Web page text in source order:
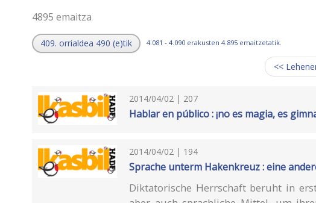
4895 emaitza
409. orrialdea 490 (e)tik 4.081 - 4.090 erakusten 4.895 emaitzetatik.
<<
2014/04/02 | 207
Hablar en público : ¡no es magia, es
2014/04/02 | 194
Sprache unterm Hakenkreuz : eine
Diktatorische Herrschaft beruht in